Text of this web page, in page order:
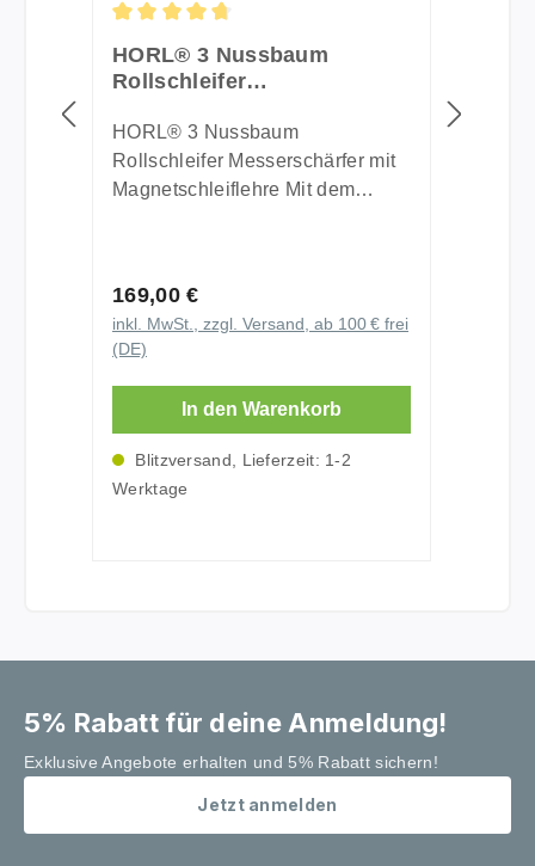
HORL® 3 Nussbaum
Rollschleifer
Magnetschleiflehre
HORL® 3 Nussbaum
Rollschleifer Messerschärfer mit
Magnetschleiflehre Mit dem
ganz einfach zu Hause. Das
innovative Rollschleifer System
aus dem Schwarzwald ermöglicht
präzises Messerschärfen ohne
Vorkenntnisse und sorgt
Durch das intuitive Rollprinzip
die Schneide geführt wird
entsteht eine konstante
Regulärer Preis:
169,00 €
inkl. MwSt., zzgl. Versand, ab 100 € frei
(DE)
In den Warenkorb
Blitzversand, Lieferzeit: 1-2
Werktage
5% Rabatt für deine Anmeldung!
Exklusive Angebote erhalten und 5% Rabatt sichern!
Jetzt anmelden